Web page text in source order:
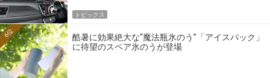
トピックス
酷暑に効果絶大な“魔法瓶氷のう”「アイスパック」
に待望のスペア氷のうが登場
6位